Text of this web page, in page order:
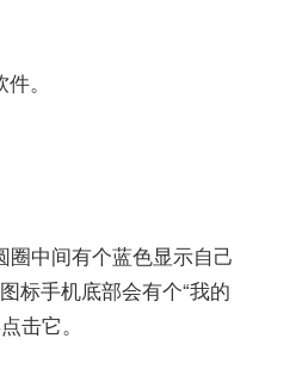
。
中间有个蓝色显示自己
标手机底部会有个“我的
击它。